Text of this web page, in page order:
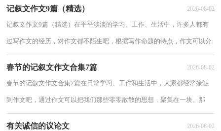
记叙文作文9篇（精选） 2026-08-02
记叙文作文9篇（精选）在平平淡淡的学习、工作、生活中，许多人都有
过写作文的经历，对作文都不陌生吧，根据写作命题的特点，作文可以分
春节的记叙文作文合集7篇 2026-08-02
春节的记叙文作文合集7篇在日常学习、工作和生活中，大家都经常接触
到作文吧，通过作文可以把我们那些零零散散的思想，聚集在一块。那
有关诚信的议论文 2026-08-02